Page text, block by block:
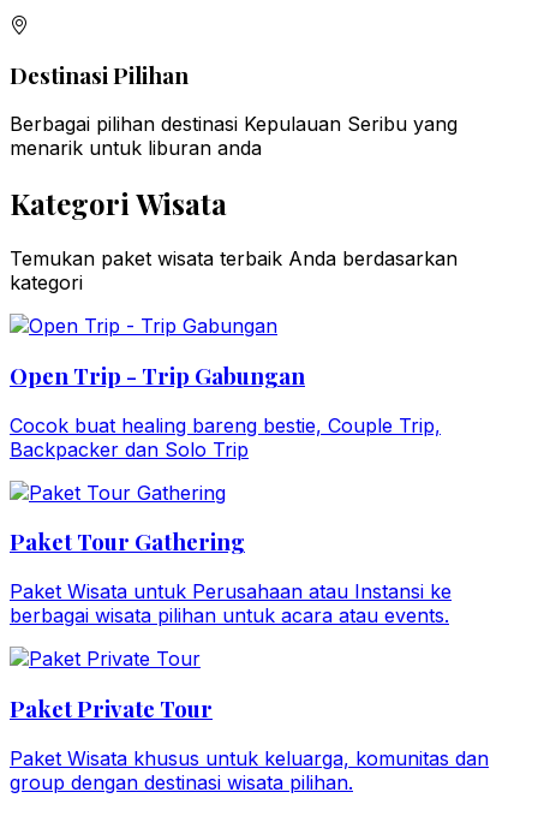
Destinasi Pilihan
Berbagai pilihan destinasi Kepulauan Seribu yang
menarik untuk liburan anda
Kategori Wisata
Temukan paket wisata terbaik Anda berdasarkan
kategori
Open Trip - Trip Gabungan
Cocok buat healing bareng bestie, Couple Trip,
Backpacker dan Solo Trip
Paket Tour Gathering
Paket Wisata untuk Perusahaan atau Instansi ke
berbagai wisata pilihan untuk acara atau events.
Paket Private Tour
Paket Wisata khusus untuk keluarga, komunitas dan
group dengan destinasi wisata pilihan.